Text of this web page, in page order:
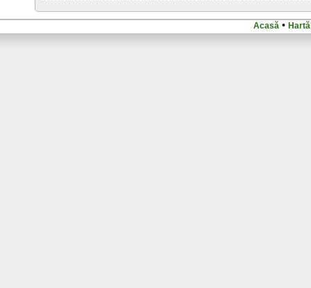
Acasă •